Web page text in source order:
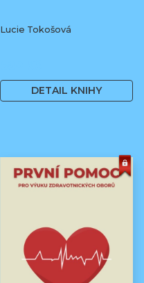
Lucie Tokošová
DETAIL KNIHY